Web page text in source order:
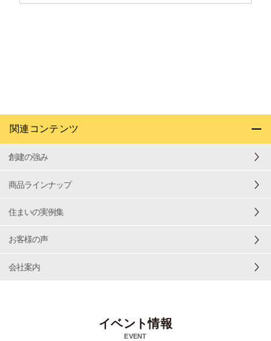
関連コンテンツ
創建の強み
商品ラインナップ
住まいの実例集
お客様の声
会社案内
イベント情報
EVENT